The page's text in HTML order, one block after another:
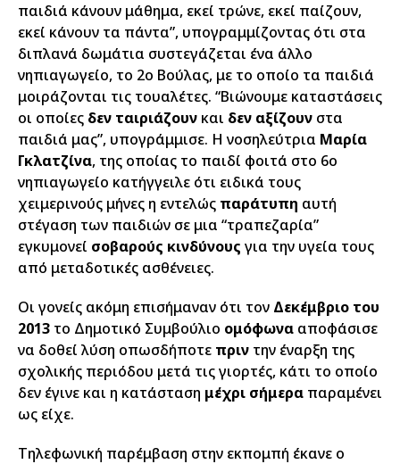
παιδιά κάνουν μάθημα, εκεί τρώνε, εκεί παίζουν,
εκεί κάνουν τα πάντα”, υπογραμμίζοντας ότι στα
διπλανά δωμάτια συστεγάζεται ένα άλλο
νηπιαγωγείο, το 2ο Βούλας, με το οποίο τα παιδιά
μοιράζονται τις τουαλέτες. “Βιώνουμε καταστάσεις
οι οποίες δεν ταιριάζουν και δεν αξίζουν στα
παιδιά μας”, υπογράμμισε. Η νοσηλεύτρια Μαρία
Γκλατζίνα, της οποίας το παιδί φοιτά στο 6ο
νηπιαγωγείο κατήγγειλε ότι ειδικά τους
χειμερινούς μήνες η εντελώς παράτυπη αυτή
στέγαση των παιδιών σε μια “τραπεζαρία”
εγκυμονεί σοβαρούς κινδύνους για την υγεία τους
από μεταδοτικές ασθένειες.
Οι γονείς ακόμη επισήμαναν ότι τον Δεκέμβριο του
2013 το Δημοτικό Συμβούλιο ομόφωνα αποφάσισε
να δοθεί λύση οπωσδήποτε πριν την έναρξη της
σχολικής περιόδου μετά τις γιορτές, κάτι το οποίο
δεν έγινε και η κατάσταση μέχρι σήμερα παραμένει
ως είχε.
Τηλεφωνική παρέμβαση στην εκπομπή έκανε ο